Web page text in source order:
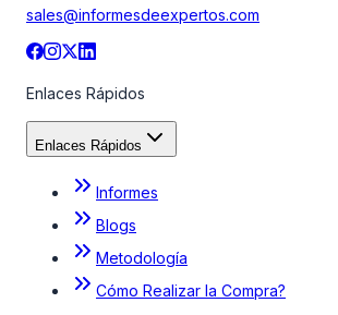
sales@informesdeexpertos.com
Enlaces Rápidos
Enlaces Rápidos
Informes
Blogs
Metodología
Cómo Realizar la Compra?